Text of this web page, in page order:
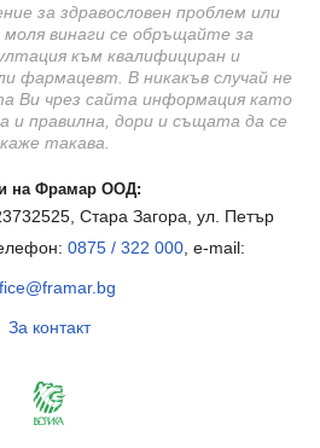
за здравословен проблем или
винаги се обръщайте за
към квалифициран и
фармацевт. В никакъв случай не
Ви чрез сайта информация като
и правилна, дори и същата да се
такава.
на Фрамар ООД:
Стара Загора, ул. Петър
0875 / 322 000, e-mail:
За контакт